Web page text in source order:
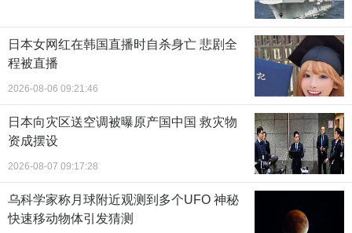
日本女网红在韩国直播时自杀身亡 悲剧全
程被直播
2026-08-06 09:21:46
日本向灾区送空调被曝原产国中国 救灾物
资成摆设
2026-08-07 09:17:28
乌科学家称月球附近观测到多个UFO 神秘
快速移动物体引发猜测